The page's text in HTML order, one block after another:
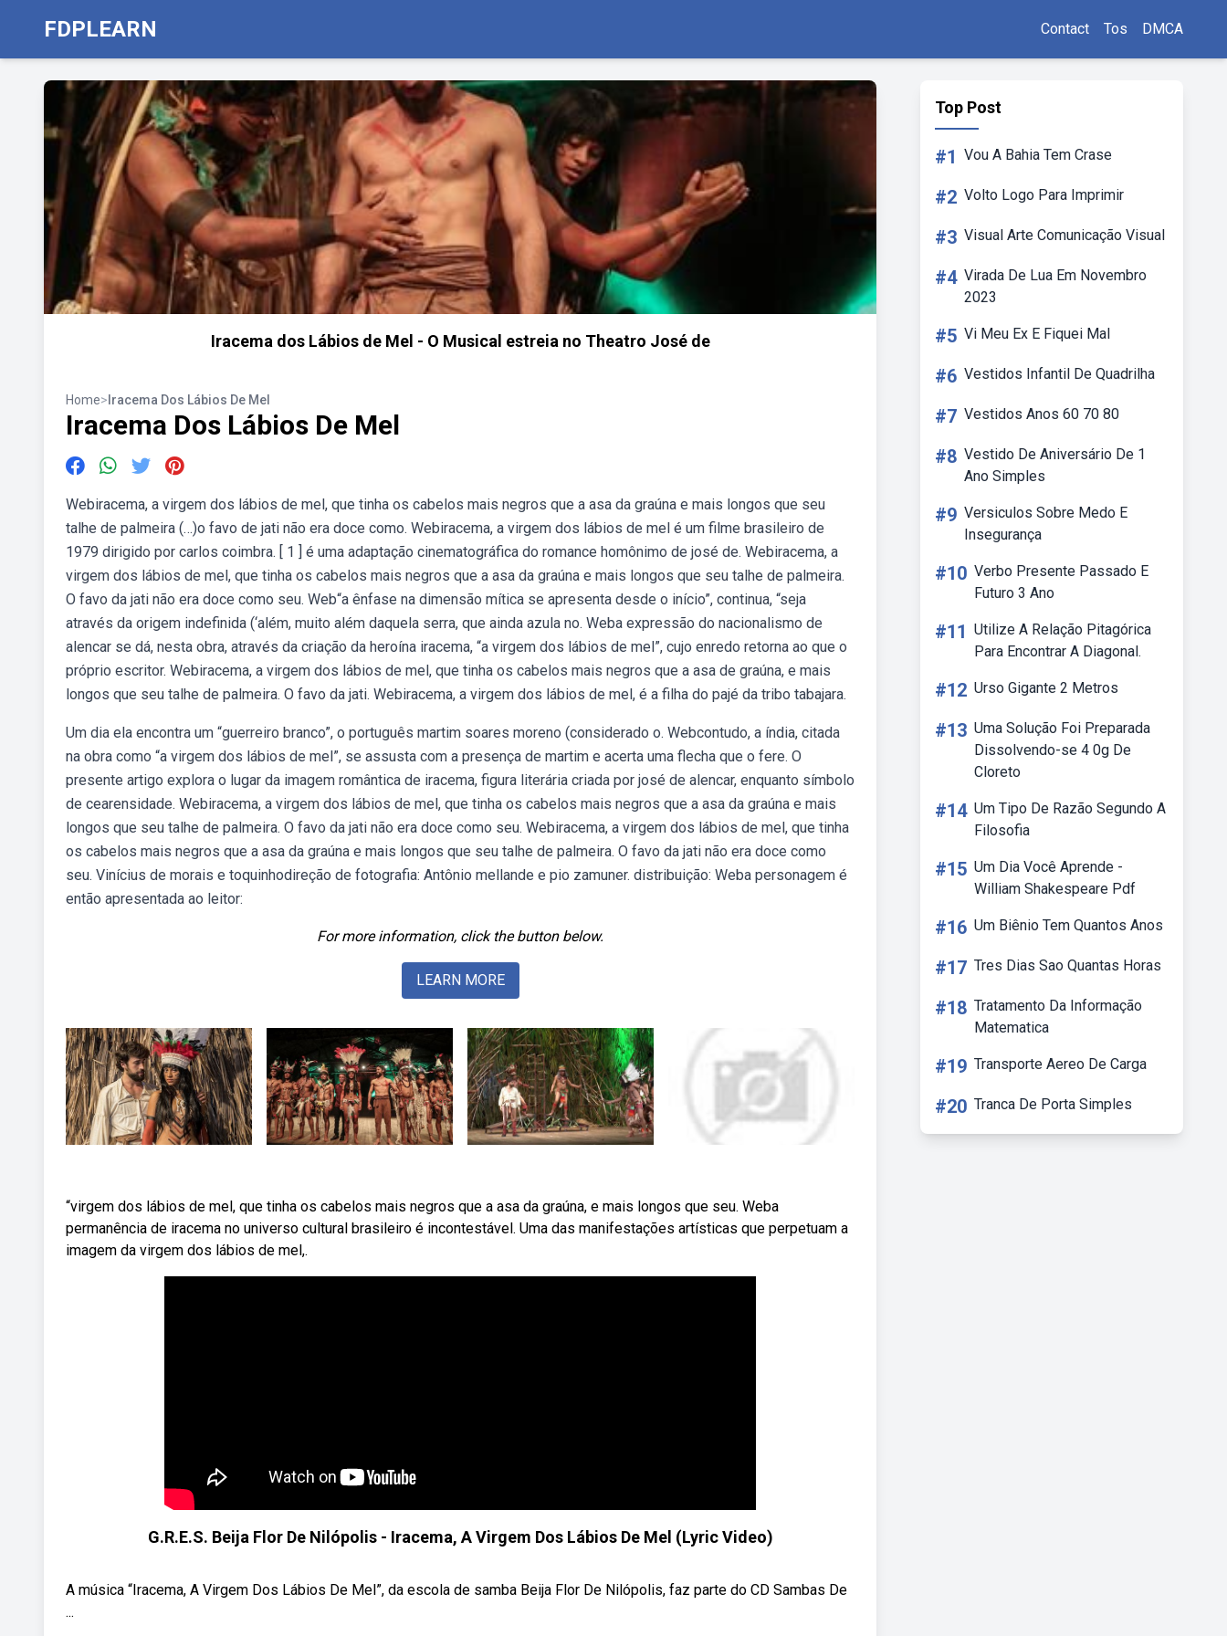
FDPLEARN Contact Tos DMCA
Iracema dos Lábios de Mel - O Musical estreia no Theatro José de
Home> Iracema Dos Lábios De Mel
Iracema Dos Lábios De Mel
Webiracema, a virgem dos lábios de mel, que tinha os cabelos mais negros que a asa da graúna e mais longos que seu
talhe de palmeira (…)o favo de jati não era doce como. Webiracema, a virgem dos lábios de mel é um filme brasileiro de
1979 dirigido por carlos coimbra. [ 1 ] é uma adaptação cinematográfica do romance homônimo de josé de. Webiracema, a
virgem dos lábios de mel, que tinha os cabelos mais negros que a asa da graúna e mais longos que seu talhe de palmeira.
O favo da jati não era doce como seu. Web“a ênfase na dimensão mítica se apresenta desde o início”, continua, “seja
através da origem indefinida (‘além, muito além daquela serra, que ainda azula no. Weba expressão do nacionalismo de
alencar se dá, nesta obra, através da criação da heroína iracema, “a virgem dos lábios de mel”, cujo enredo retorna ao que o
próprio escritor. Webiracema, a virgem dos lábios de mel, que tinha os cabelos mais negros que a asa de graúna, e mais
longos que seu talhe de palmeira. O favo da jati. Webiracema, a virgem dos lábios de mel, é a filha do pajé da tribo tabajara.
Um dia ela encontra um “guerreiro branco”, o português martim soares moreno (considerado o. Webcontudo, a índia, citada
na obra como “a virgem dos lábios de mel”, se assusta com a presença de martim e acerta uma flecha que o fere. O
presente artigo explora o lugar da imagem romântica de iracema, figura literária criada por josé de alencar, enquanto símbolo
de cearensidade. Webiracema, a virgem dos lábios de mel, que tinha os cabelos mais negros que a asa da graúna e mais
longos que seu talhe de palmeira. O favo da jati não era doce como seu. Webiracema, a virgem dos lábios de mel, que tinha
os cabelos mais negros que a asa da graúna e mais longos que seu talhe de palmeira. O favo da jati não era doce como
seu. Vinícius de morais e toquinhodireção de fotografia: Antônio mellande e pio zamuner. distribuição: Weba personagem é
então apresentada ao leitor:
For more information, click the button below.
LEARN MORE
“virgem dos lábios de mel, que tinha os cabelos mais negros que a asa da graúna, e mais longos que seu. Weba
permanência de iracema no universo cultural brasileiro é incontestável. Uma das manifestações artísticas que perpetuam a
imagem da virgem dos lábios de mel,.
G.R.E.S. Beija Flor De Nilópolis - Iracema, A Virgem Dos Lábios De Mel (Lyric Video)
A música “Iracema, A Virgem Dos Lábios De Mel”, da escola de samba Beija Flor De Nilópolis, faz parte do CD Sambas De
...
Top Post
#1 Vou A Bahia Tem Crase
#2 Volto Logo Para Imprimir
#3 Visual Arte Comunicação Visual
#4 Virada De Lua Em Novembro
2023
#5 Vi Meu Ex E Fiquei Mal
#6 Vestidos Infantil De Quadrilha
#7 Vestidos Anos 60 70 80
#8 Vestido De Aniversário De 1
Ano Simples
#9 Versiculos Sobre Medo E
Insegurança
#10 Verbo Presente Passado E
Futuro 3 Ano
#11 Utilize A Relação Pitagórica
Para Encontrar A Diagonal.
#12 Urso Gigante 2 Metros
#13 Uma Solução Foi Preparada
Dissolvendo-se 4 0g De
Cloreto
#14 Um Tipo De Razão Segundo A
Filosofia
#15 Um Dia Você Aprende -
William Shakespeare Pdf
#16 Um Biênio Tem Quantos Anos
#17 Tres Dias Sao Quantas Horas
#18 Tratamento Da Informação
Matematica
#19 Transporte Aereo De Carga
#20 Tranca De Porta Simples